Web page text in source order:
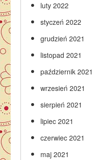
luty 2022
styczeń 2022
grudzień 2021
listopad 2021
październik 2021
wrzesień 2021
sierpień 2021
lipiec 2021
czerwiec 2021
maj 2021